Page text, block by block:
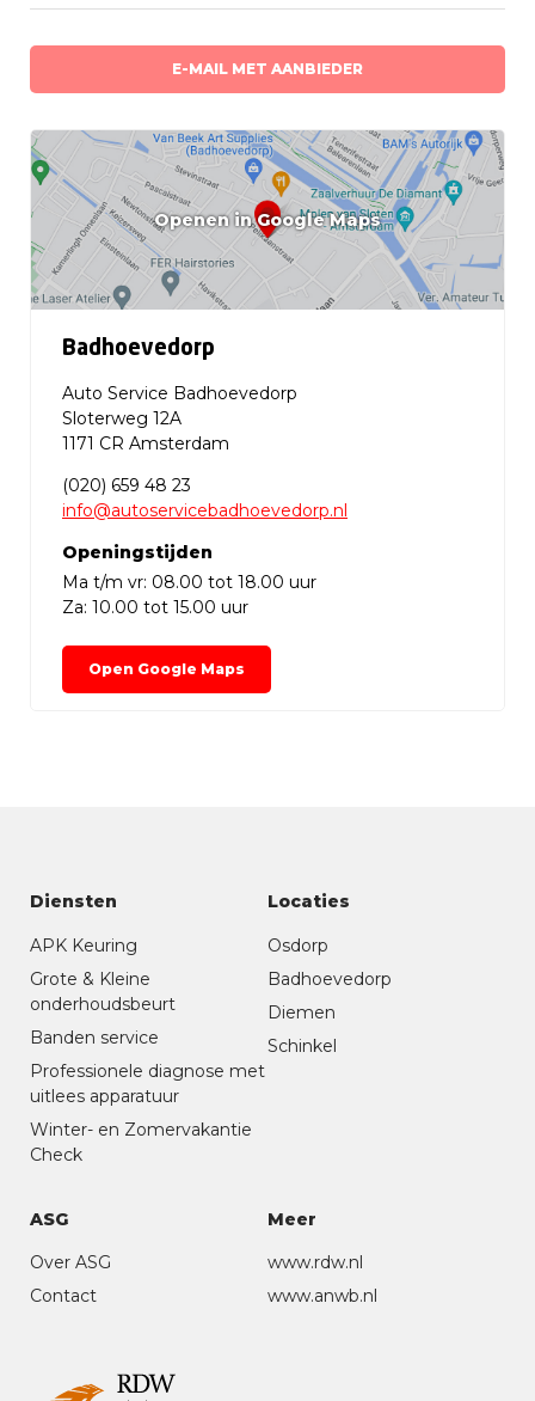
E-MAIL MET AANBIEDER
Openen in Google Maps
Badhoevedorp
Auto Service Badhoevedorp
Sloterweg 12A
1171 CR Amsterdam
(020) 659 48 23
info@autoservicebadhoevedorp.nl
Openingstijden
Ma t/m vr: 08.00 tot 18.00 uur
Za: 10.00 tot 15.00 uur
Open Google Maps
Diensten
APK Keuring
Grote & Kleine
onderhoudsbeurt
Banden service
Professionele diagnose met
uitlees apparatuur
Winter- en Zomervakantie
Check
Locaties
Osdorp
Badhoevedorp
Diemen
Schinkel
ASG
Over ASG
Contact
Meer
www.rdw.nl
www.anwb.nl